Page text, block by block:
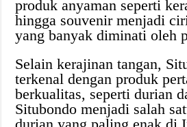
produk anyaman seperti
hingga souvenir menjadi
yang banyak diminati oleh
Selain kerajinan tangan,
terkenal dengan produk
berkualitas, seperti durian
Situbondo menjadi salah